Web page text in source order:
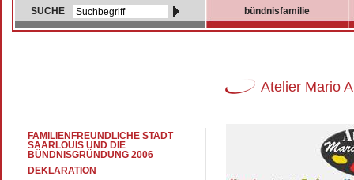
SUCHE bündnisfamilie
Atelier Mario
FAMILIENFREUNDLICHE STADT
SAARLOUIS UND DIE
BÜNDNISGRÜNDUNG 2006
DEKLARATION